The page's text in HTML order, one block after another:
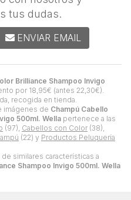
Brilliance Shampoo Invigo
por 18,95€ (antes 22,30€).
recogida en tienda.
imágenes de Champú Cabello
500ml. Wella pertenece a las
(97), Cabellos con Color (38),
(22) y Productos Peluquería
similares características a
Shampoo Invigo 500ml. Wella
tus dudas.
ENVIAR EMAIL